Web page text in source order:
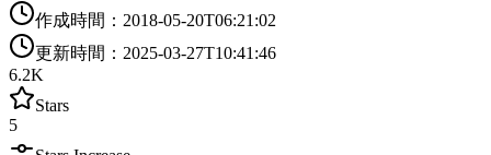
作成時間 ： 2018-05-20T06:21:02
更新時間 ： 2025-03-27T10:41:46
6.2K
Stars
5